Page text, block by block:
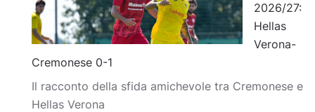
2026/27:
Hellas
Verona-
Cremonese 0-1
Il racconto della sfida amichevole tra Cremonese e
Hellas Verona